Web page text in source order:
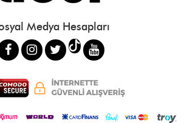
Medya Hesapları